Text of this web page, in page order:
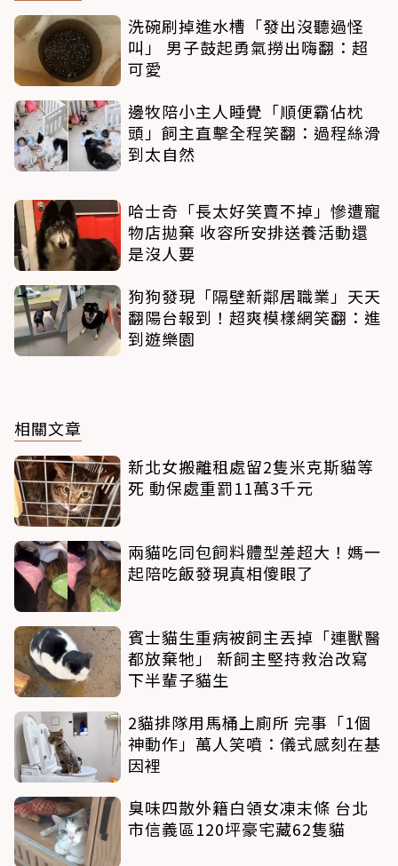
洗碗刷掉進水槽「發出沒聽過怪
叫」 男子鼓起勇氣撈出嗨翻：超
可愛
邊牧陪小主人睡覺「順便霸佔枕
頭」飼主直擊全程笑翻：過程絲滑
到太自然
哈士奇「長太好笑賣不掉」慘遭寵
物店拋棄 收容所安排送養活動還
是沒人要
狗狗發現「隔壁新鄰居職業」天天
翻陽台報到！超爽模樣網笑翻：進
到遊樂園
相關文章
新北女搬離租處留2隻米克斯貓等
死 動保處重罰11萬3千元
兩貓吃同包飼料體型差超大！媽一
起陪吃飯發現真相傻眼了
賓士貓生重病被飼主丟掉「連獸醫
都放棄牠」 新飼主堅持救治改寫
下半輩子貓生
2貓排隊用馬桶上廁所 完事「1個
神動作」萬人笑噴：儀式感刻在基
因裡
臭味四散外籍白領女凍末條 台北
市信義區120坪豪宅藏62隻貓